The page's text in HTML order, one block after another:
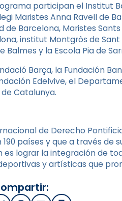
participan el Institut
Maristes Anna Ravell de
Barcelona, Maristes Sants
institut Montgròs de Sant
Balmes y la Escola Pia de
Barça, la Fundación
Edelvive, el
Catalunya.
de Derecho
países y que a través de
es lograr la integración de
y artísticas que